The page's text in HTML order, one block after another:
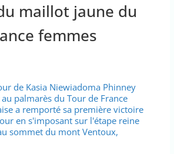
maillot jaune du
femmes
de Kasia Niewiadoma Phinney
palmarès du Tour de France
a remporté sa première victoire
en s'imposant sur l'étape reine
sommet du mont Ventoux,